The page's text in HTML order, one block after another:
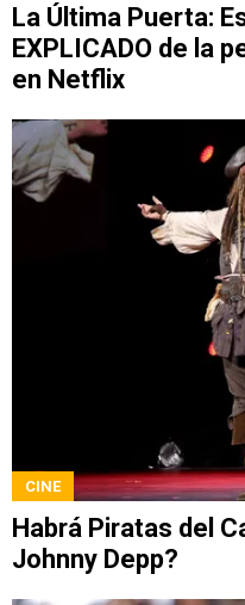
La Última Puerta:
EXPLICADO de la
en Netflix
CINE
Habrá Piratas del
Johnny Depp?